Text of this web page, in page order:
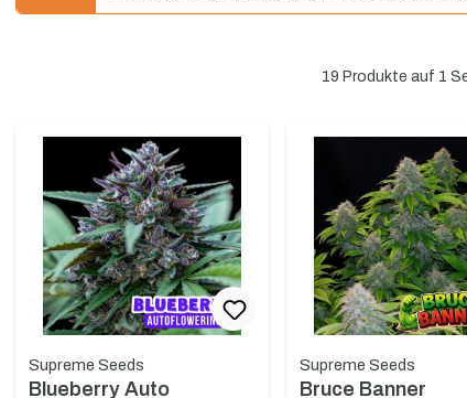
19 Produkte auf 1
Supreme Seeds
Blueberry Auto
Supreme Seeds
Bruce Banner